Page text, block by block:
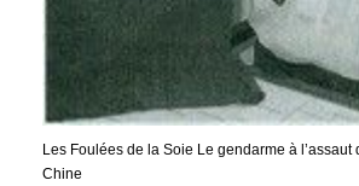
Les Foulées de la Soie Le gendarme à l’assaut
Chine